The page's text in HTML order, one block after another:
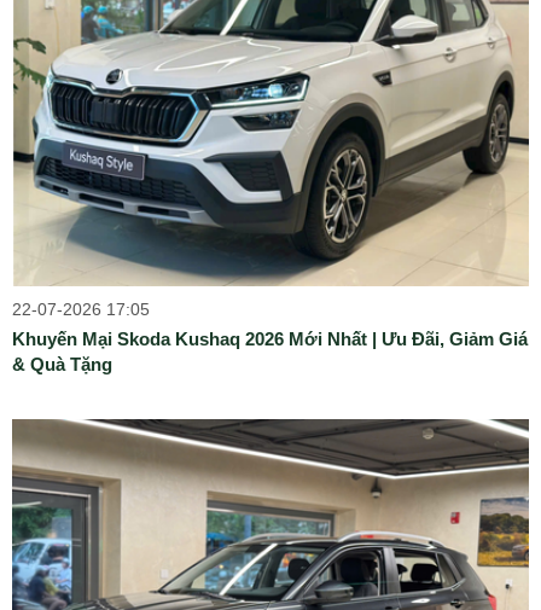
22-07-2026 17:05
Khuyến Mại Skoda Kushaq 2026 Mới Nhất | Ưu Đãi, Giảm Giá
& Quà Tặng